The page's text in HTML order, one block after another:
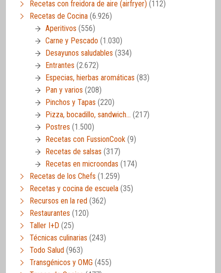
Recetas con freidora de aire (airfryer) (112)
Recetas de Cocina (6.926)
Aperitivos (556)
Carne y Pescado (1.030)
Desayunos saludables (334)
Entrantes (2.672)
Especias, hierbas aromáticas (83)
Pan y varios (208)
Pinchos y Tapas (220)
Pizza, bocadillo, sandwich… (217)
Postres (1.500)
Recetas con FussionCook (9)
Recetas de salsas (317)
Recetas en microondas (174)
Recetas de los Chefs (1.259)
Recetas y cocina de escuela (35)
Recursos en la red (362)
Restaurantes (120)
Taller I+D (25)
Técnicas culinarias (243)
Todo Salud (963)
Transgénicos y OMG (455)